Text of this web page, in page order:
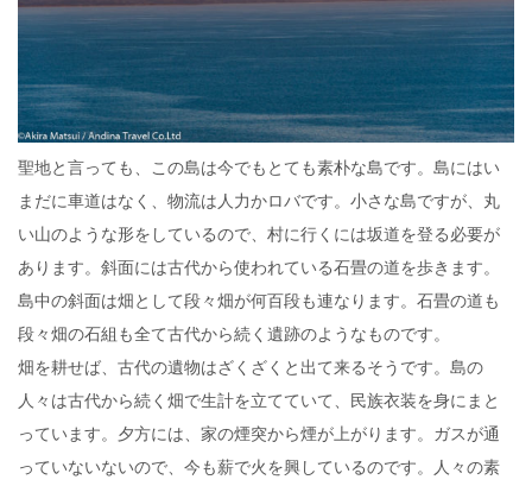
聖地と言っても、この島は今でもとても素朴な島です。島にはい
まだに車道はなく、物流は人力かロバです。小さな島ですが、丸
い山のような形をしているので、村に行くには坂道を登る必要が
あります。斜面には古代から使われている石畳の道を歩きます。
島中の斜面は畑として段々畑が何百段も連なります。石畳の道も
段々畑の石組も全て古代から続く遺跡のようなものです。
畑を耕せば、古代の遺物はざくざくと出て来るそうです。島の
人々は古代から続く畑で生計を立てていて、民族衣装を身にまと
っています。夕方には、家の煙突から煙が上がります。ガスが通
っていないないので、今も薪で火を興しているのです。人々の素